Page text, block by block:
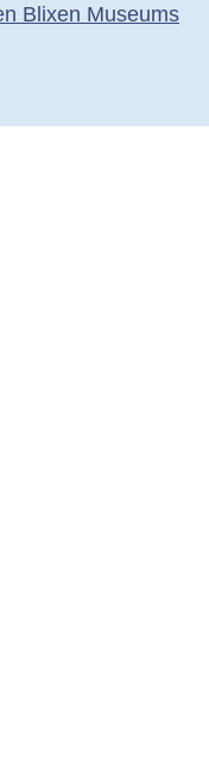
Blixen Museums